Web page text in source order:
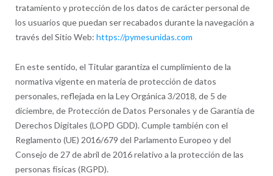
tratamiento y protección de los datos de carácter personal de
los usuarios que puedan ser recabados durante la navegación a
través del Sitio Web: https://pymesunidas.com
En este sentido, el Titular garantiza el cumplimiento de la
normativa vigente en materia de protección de datos
personales, reflejada en la Ley Orgánica 3/2018, de 5 de
diciembre, de Protección de Datos Personales y de Garantía de
Derechos Digitales (LOPD GDD). Cumple también con el
Reglamento (UE) 2016/679 del Parlamento Europeo y del
Consejo de 27 de abril de 2016 relativo a la protección de las
personas físicas (RGPD).